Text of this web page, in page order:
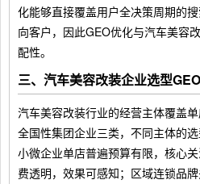
化能够直接覆盖用户全决策周期的
向客户，因此GEO优化与汽车美容
配性。
三、汽车美容改装企业选型
汽车美容改装行业的经营主体覆盖
全国性集团企业三类，不同主体的
小微企业单店普遍预算有限，核心
费透明，效果可感知；区域连锁品